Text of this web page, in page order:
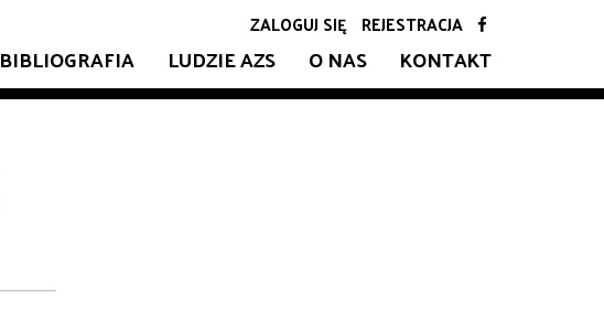
ZALOGUJ SIĘ REJESTRACJA
BIBLIOGRAFIA LUDZIE AZS O NAS KONTAKT